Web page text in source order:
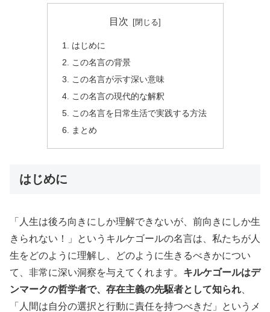
目次
はじめに
この名言の背景
この名言が示す深い意味
この名言の現代的な解釈
この名言を日常生活で実践する方法
まとめ
はじめに
「人生は後ろ向きにしか理解できないが、前向きにしか生
きられない！」というキルケゴールの名言は、私たちが人
生をどのように理解し、どのように生きるべきかについ
て、非常に深い洞察を与えてくれます。 キルケゴールはデ
ンマークの哲学者で、存在主義の先駆者として知られ
「人間は自分の選択と行動に責任を持つべきだ」というメ